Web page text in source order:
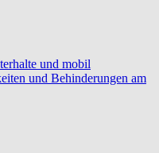
und mobil
und Behinderungen am